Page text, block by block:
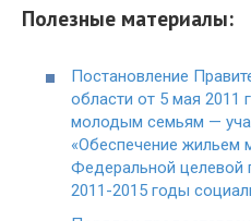
Полезные материалы:
Постановление
области от 5 мая 2011
молодым семьям —
«Обеспечение жильем
Федеральной
2011-2015 годы